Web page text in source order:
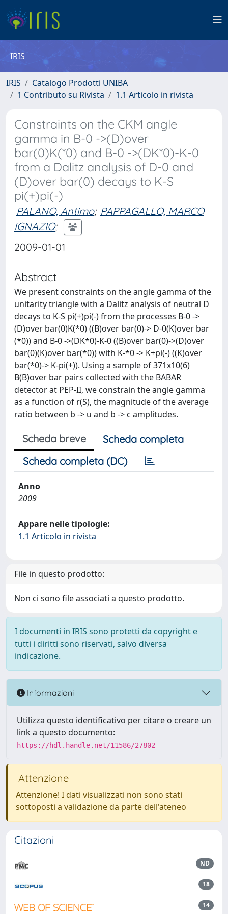
IRIS
IRIS
Catalogo Prodotti UNIBA
1 Contributo su Rivista
1.1 Articolo in rivista
Constraints on the CKM angle
gamma in B-0 ->(D)over
bar(0)K(*0) and B-0 ->(DK*0)-K-0
from a Dalitz analysis of D-0 and
(D)over bar(0) decays to K-S
pi(+)pi(-)
PALANO, Antimo; PAPPAGALLO, MARCO
IGNAZIO;
2009-01-01
Abstract
We present constraints on the angle gamma of the
unitarity triangle with a Dalitz analysis of neutral D
decays to K-S pi(+)pi(-) from the processes B-0 ->
(D)over bar(0)K(*0) ((B)over bar(0)-> D-0(K)over bar
(*0)) and B-0 ->(DK*0)-K-0 ((B)over bar(0)->(D)over
bar(0)(K)over bar(*0)) with K-*0 -> K+pi(-) ((K)over
bar(*0)-> K-pi(+)). Using a sample of 371x10(6)
B(B)over bar pairs collected with the BABAR
detector at PEP-II, we constrain the angle gamma
as a function of r(S), the magnitude of the average
ratio between b -> u and b -> c amplitudes.
Scheda breve
Scheda completa
Scheda completa (DC)
Anno
2009
Appare nelle tipologie:
1.1 Articolo in rivista
File in questo prodotto:
Non ci sono file associati a questo prodotto.
I documenti in IRIS sono protetti da copyright e
tutti i diritti sono riservati, salvo diversa
indicazione.
Informazioni
Utilizza questo identificativo per citare o creare un
link a questo documento:
https://hdl.handle.net/11586/27802
Attenzione
Attenzione! I dati visualizzati non sono stati
sottoposti a validazione da parte dell'ateneo
Citazioni
ND
18
14